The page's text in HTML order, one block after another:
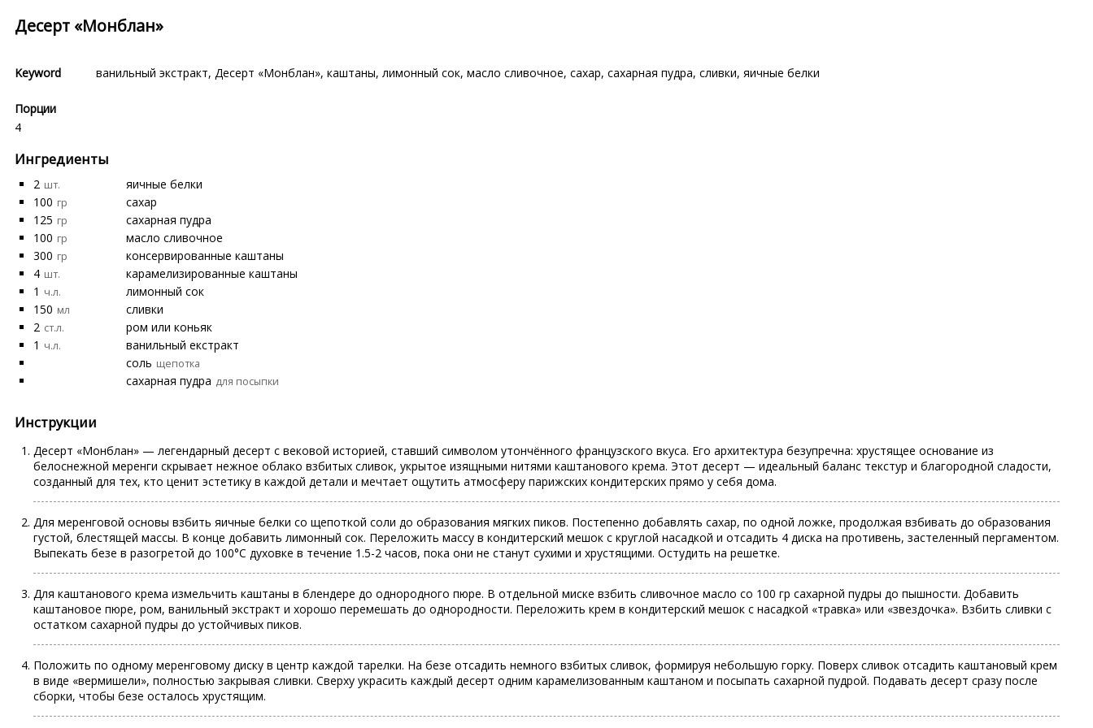
Десерт «Монблан»
Keyword ванильный экстракт, Десерт «Монблан», каштаны, лимонный сок, масло сливочное, сахар, сахарная пудра, сливки, яичные белки
Порции
4
Ингредиенты
2 шт.
яичные белки
100 гр
сахар
125 гр
сахарная пудра
100 гр
масло сливочное
300 гр
консервированные каштаны
4 шт.
карамелизированные каштаны
1 ч.л.
лимонный сок
150 мл
сливки
2 ст.л.
ром или коньяк
1 ч.л.
ванильный екстракт
соль щепотка
сахарная пудра для посыпки
Инструкции
Десерт «Монблан» — легендарный десерт с вековой историей, ставший символом утончённого французского вкуса. Его архитектура безупречна: хрустящее основание из
белоснежной меренги скрывает нежное облако взбитых сливок, укрытое изящными нитями каштанового крема. Этот десерт — идеальный баланс текстур и благородной сладости,
созданный для тех, кто ценит эстетику в каждой детали и мечтает ощутить атмосферу парижских кондитерских прямо у себя дома.
Для меренговой основы взбить яичные белки со щепоткой соли до образования мягких пиков. Постепенно добавлять сахар, по одной ложке, продолжая взбивать до образования
густой, блестящей массы. В конце добавить лимонный сок. Переложить массу в кондитерский мешок с круглой насадкой и отсадить 4 диска на противень, застеленный пергаментом.
Выпекать безе в разогретой до 100°C духовке в течение 1.5-2 часов, пока они не станут сухими и хрустящими. Остудить на решетке.
Для каштанового крема измельчить каштаны в блендере до однородного пюре. В отдельной миске взбить сливочное масло со 100 гр сахарной пудры до пышности. Добавить
каштановое пюре, ром, ванильный экстракт и хорошо перемешать до однородности. Переложить крем в кондитерский мешок с насадкой «травка» или «звездочка». Взбить сливки с
остатком сахарной пудры до устойчивых пиков.
Положить по одному меренговому диску в центр каждой тарелки. На безе отсадить немного взбитых сливок, формируя небольшую горку. Поверх сливок отсадить каштановый крем
в виде «вермишели», полностью закрывая сливки. Сверху украсить каждый десерт одним карамелизованным каштаном и посыпать сахарной пудрой. Подавать десерт сразу после
сборки, чтобы безе осталось хрустящим.